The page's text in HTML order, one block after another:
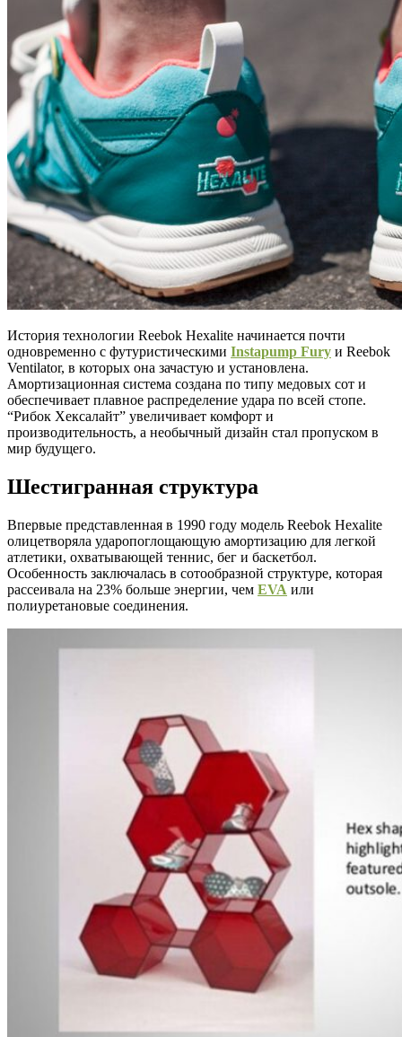
История технологии Reebok Hexalite начинается почти
одновременно с футуристическими Instapump Fury и Reebok
Ventilator, в которых она зачастую и установлена.
Амортизационная система создана по типу медовых сот и
обеспечивает плавное распределение удара по всей стопе.
“Рибок Хексалайт” увеличивает комфорт и
производительность, а необычный дизайн стал пропуском в
мир будущего.
Шестигранная структура
Впервые представленная в 1990 году модель Reebok Hexalite
олицетворяла ударопоглощающую амортизацию для легкой
атлетики, охватывающей теннис, бег и баскетбол.
Особенность заключалась в сотообразной структуре, которая
рассеивала на 23% больше энергии, чем EVA или
полиуретановые соединения.